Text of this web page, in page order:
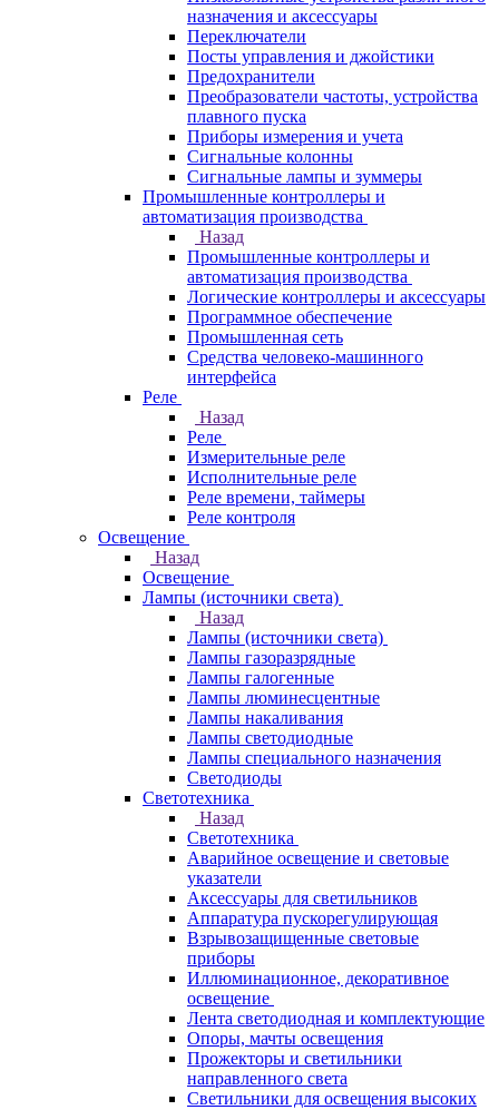
назначения и аксессуары
Переключатели
Посты управления и джойстики
Предохранители
Преобразователи частоты, устройства
плавного пуска
Приборы измерения и учета
Сигнальные колонны
Сигнальные лампы и зуммеры
Промышленные контроллеры и
автоматизация производства
Назад
Промышленные контроллеры и
автоматизация производства
Логические контроллеры и аксессуары
Программное обеспечение
Промышленная сеть
Средства человеко-машинного
интерфейса
Реле
Назад
Реле
Измерительные реле
Исполнительные реле
Реле времени, таймеры
Реле контроля
Освещение
Назад
Освещение
Лампы (источники света)
Назад
Лампы (источники света)
Лампы газоразрядные
Лампы галогенные
Лампы люминесцентные
Лампы накаливания
Лампы светодиодные
Лампы специального назначения
Светодиоды
Светотехника
Назад
Светотехника
Аварийное освещение и световые
указатели
Аксессуары для светильников
Аппаратура пускорегулирующая
Взрывозащищенные световые
приборы
Иллюминационное, декоративное
освещение
Лента светодиодная и комплектующие
Опоры, мачты освещения
Прожекторы и светильники
направленного света
Светильники для освещения высоких